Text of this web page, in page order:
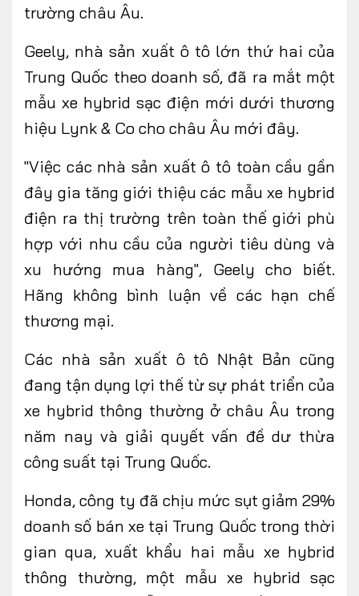
trường châu Âu.
Geely, nhà sản xuất ô tô lớn thứ hai của
Trung Quốc theo doanh số, đã ra mắt một
mẫu xe hybrid sạc điện mới dưới thương
hiệu Lynk & Co cho châu Âu mới đây.
"Việc các nhà sản xuất ô tô toàn cầu gần
đây gia tăng giới thiệu các mẫu xe hybrid
điện ra thị trường trên toàn thế giới phù
hợp với nhu cầu của người tiêu dùng và
xu hướng mua hàng", Geely cho biết.
Hãng không bình luận về các hạn chế
thương mại.
Các nhà sản xuất ô tô Nhật Bản cũng
đang tận dụng lợi thế từ sự phát triển của
xe hybrid thông thường ở châu Âu trong
năm nay và giải quyết vấn đề dư thừa
công suất tại Trung Quốc.
Honda, công ty đã chịu mức sụt giảm 29%
doanh số bán xe tại Trung Quốc trong thời
gian qua, xuất khẩu hai mẫu xe hybrid
thông thường, một mẫu xe hybrid sạc